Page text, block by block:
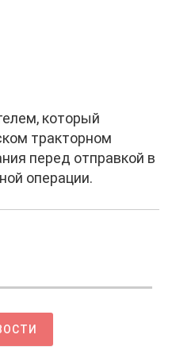
который
тракторном
перед отправкой в
операции.